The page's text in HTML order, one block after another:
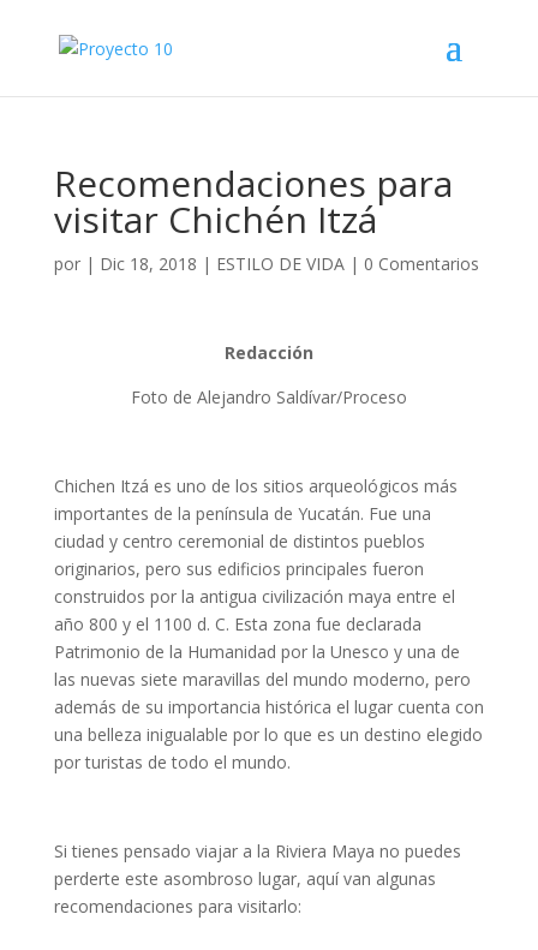
Recomendaciones para
visitar Chichén Itzá
por | Dic 18, 2018 | ESTILO DE VIDA| 0 Comentarios
Redacción
Foto de Alejandro Saldívar/Proceso
Chichen Itzá es uno de los sitios arqueológicos más
importantes de la península de Yucatán. Fue una
ciudad y centro ceremonial de distintos pueblos
originarios, pero sus edificios principales fueron
construidos por la antigua civilización maya entre el
año 800 y el 1100 d. C. Esta zona fue declarada
Patrimonio de la Humanidad por la Unesco y una de
las nuevas siete maravillas del mundo moderno, pero
además de su importancia histórica el lugar cuenta con
una belleza inigualable por lo que es un destino elegido
por turistas de todo el mundo.
Si tienes pensado viajar a la Riviera Maya no puedes
perderte este asombroso lugar, aquí van algunas
recomendaciones para visitarlo: